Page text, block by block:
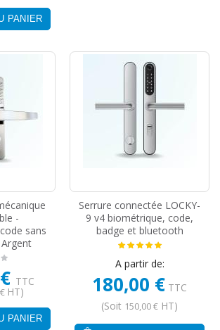
PANIER
-
sans
TTC
HT)
PANIER
Serrure connectée LOCKY-
9 v4 biométrique, code,
badge et bluetooth
A partir de:
180,00 € TTC
(Soit 150,00 € HT)